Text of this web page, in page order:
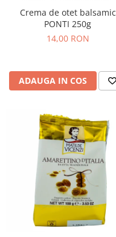
Crema de otet balsamic
PONTI 250g
14,00 RON
ADAUGA IN COS